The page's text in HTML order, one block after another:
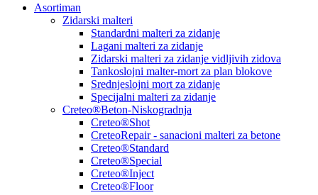
Asortiman
Zidarski malteri
Standardni malteri za zidanje
Lagani malteri za zidanje
Zidarski malteri za zidanje vidljivih zidova
Tankoslojni malter-mort za plan blokove
Srednjeslojni mort za zidanje
Specijalni malteri za zidanje
Creteo®Beton-Niskogradnja
Creteo®Shot
CreteoRepair - sanacioni malteri za betone
Creteo®Standard
Creteo®Special
Creteo®Inject
Creteo®Floor